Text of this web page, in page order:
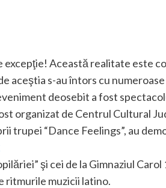
excepţie! Această realitate este
aceştia s-au întors cu
deosebit a fost
organizat de Centrul Cultural
trupei “Dance Feelings”, au
şi cei de la Gimnaziul
ritmurile muzicii latino.